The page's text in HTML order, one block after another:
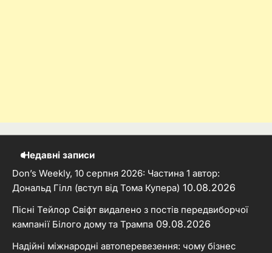
Недавні записи
Don’s Weekly, 10 серпня 2026: Частина 1 автор:
Дональд Гілл (вступ від Тома Купера) 10.08.2026
Пісні Тейлор Свіфт видалено з постів передвиборчої
кампанії Білого дому та Трампа 09.08.2026
Надійні міжнародні автоперевезення: чому бізнес